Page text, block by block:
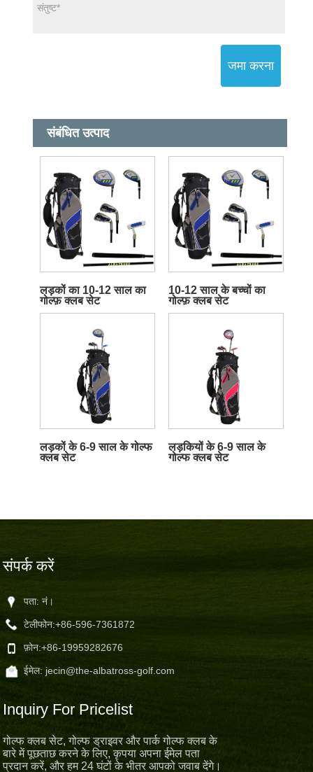
जमा करना
संबंधित उत्पाद
लड़कों का 10-12 साल का
गोल्फ़ क्लब सेट
10-12 साल के बच्चों का
गोल्फ़ क्लब सेट
लड़कों के 6-9 साल के गोल्फ
क्लब सेट
लड़कियों के 6-9 साल के
गोल्फ क्लब सेट
संपर्क करें
पता: नं।
टेलीफोन:+86-596-7361872
फ़ोन:+86-19959282676
ईमेल: jecin@the-albatross-golf.com
Inquiry For Pricelist
गोल्फ क्लब सेट, गोल्फ ड्राइवर और पार्क गोल्फ क्लब के
बारे में पूछताछ करने के लिए, कृपया अपना ईमेल पता
प्रदान करें, और हम 24 घंटों के भीतर आपको जवाब देंगे।